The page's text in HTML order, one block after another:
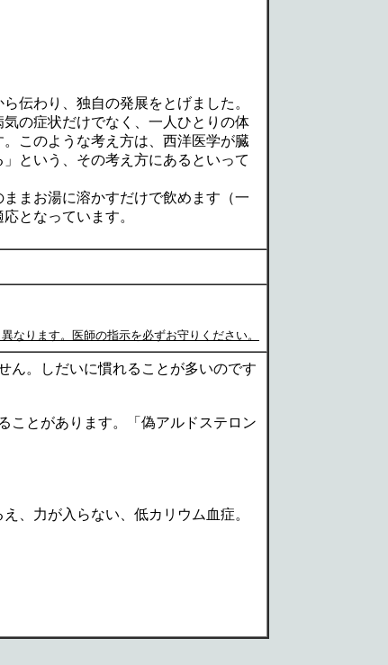
伝わり、独自の発展をとげました。
の症状だけでなく、一人ひとりの体
このような考え方は、西洋医学が臓
という、その考え方にあるといって
まお湯に溶かすだけで飲めます（一
となっています。
なります。医師の指示を必ずお守りください。
ん。しだいに慣れることが多いのです
ことがあります。「偽アルドステロン
、力が入らない、低カリウム血症。